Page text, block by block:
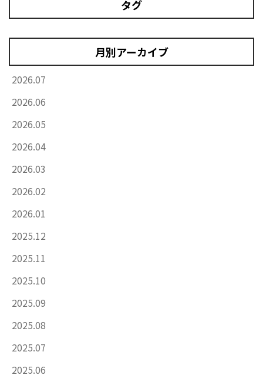
タグ
月別アーカイブ
2026.07
2026.06
2026.05
2026.04
2026.03
2026.02
2026.01
2025.12
2025.11
2025.10
2025.09
2025.08
2025.07
2025.06